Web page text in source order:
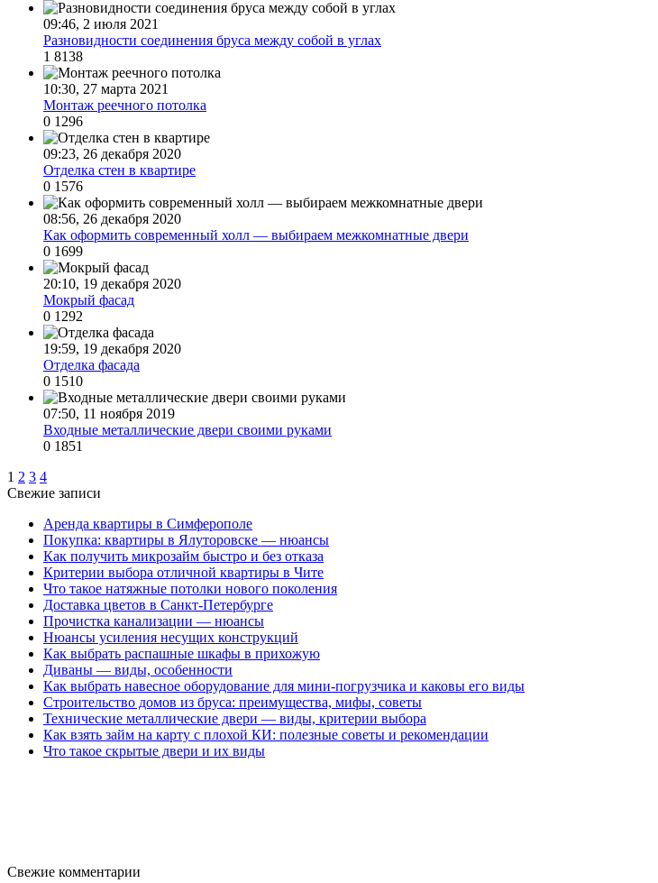
09:46, 2 июля 2021
Разновидности соединения бруса между собой в углах
1 8138
10:30, 27 марта 2021
Монтаж реечного потолка
0 1296
09:23, 26 декабря 2020
Отделка стен в квартире
0 1576
08:56, 26 декабря 2020
Как оформить современный холл — выбираем межкомнатные двери
0 1699
20:10, 19 декабря 2020
Мокрый фасад
0 1292
19:59, 19 декабря 2020
Отделка фасада
0 1510
07:50, 11 ноября 2019
Входные металлические двери своими руками
0 1851
1 2 3 4
Свежие записи
Аренда квартиры в Симферополе
Покупка: квартиры в Ялуторовске — нюансы
Как получить микрозайм быстро и без отказа
Критерии выбора отличной квартиры в Чите
Что такое натяжные потолки нового поколения
Доставка цветов в Санкт-Петербурге
Прочистка канализации — нюансы
Нюансы усиления несущих конструкций
Как выбрать распашные шкафы в прихожую
Диваны — виды, особенности
Как выбрать навесное оборудование для мини-погрузчика и каковы его виды
Строительство домов из бруса: преимущества, мифы, советы
Технические металлические двери — виды, критерии выбора
Как взять займ на карту с плохой КИ: полезные советы и рекомендации
Что такое скрытые двери и их виды
Свежие комментарии